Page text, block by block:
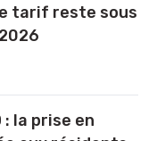
tarif reste sous
: la prise en